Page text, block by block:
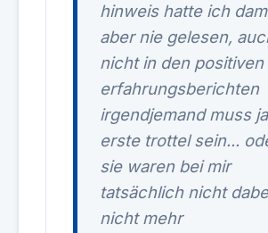
hinweis hatte ich
aber nie gelesen,
nicht in den positiven
erfahrungsberichten
irgendjemand muss
erste trottel sein...
sie waren bei mir
tatsächlich nicht
nicht mehr